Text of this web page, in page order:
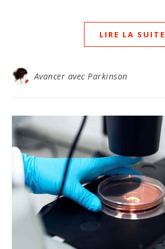
LIRE LA SUITE
Avancer avec Parkinson